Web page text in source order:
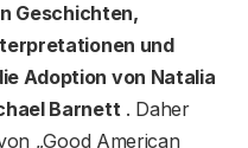
Geschichten,
und
Adoption von Natalia
Barnett. Daher
„Good American